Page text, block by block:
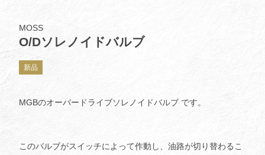
MOSS
O/Dソレノイドバルブ
新品
MGBのオーバードライブソレノイドバルブ です。
このバルブがスイッチによって作動し、油路が切り替わるこ